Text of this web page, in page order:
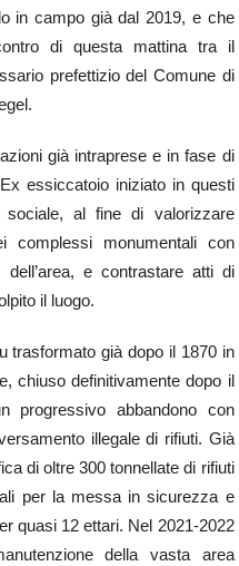
in campo già dal 2019, e che
di questa mattina tra il
prefettizio del Comune di
già intraprese e in fase di
essiccatoio iniziato in questi
al fine di valorizzare
complessi monumentali con
e contrastare atti di
il luogo.
trasformato già dopo il 1870 in
chiuso definitivamente dopo il
progressivo abbandono con
illegale di rifiuti. Già
di oltre 300 tonnellate di rifiuti
per la messa in sicurezza e
quasi 12 ettari. Nel 2021-2022
della vasta area